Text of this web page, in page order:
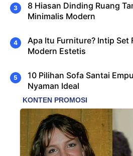
8 Hiasan Dinding Ruang
Minimalis Modern
Apa Itu Furniture? Intip Set
Modern Estetis
10 Pilihan Sofa Santai
Nyaman Ideal